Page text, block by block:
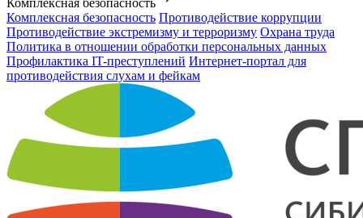
Комплексная безопасность Противодействие коррупции
Противодействие экстремизму и терроризму Охрана труда
Политика в отношении обработки персональных данных
Профилактика IT-преступлений Интернет-портал для
противодействия слухам и фейкам